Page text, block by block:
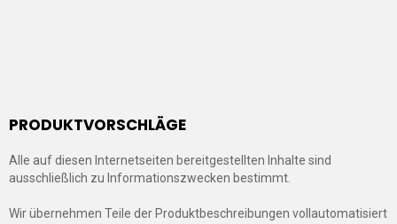
PRODUKTVORSCHLÄGE
Alle auf diesen Internetseiten bereitgestellten Inhalte sind
ausschließlich zu Informationszwecken bestimmt.
Wir übernehmen Teile der Produktbeschreibungen vollautomatisiert